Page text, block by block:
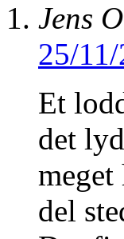
Jens
25/
Et
det
del